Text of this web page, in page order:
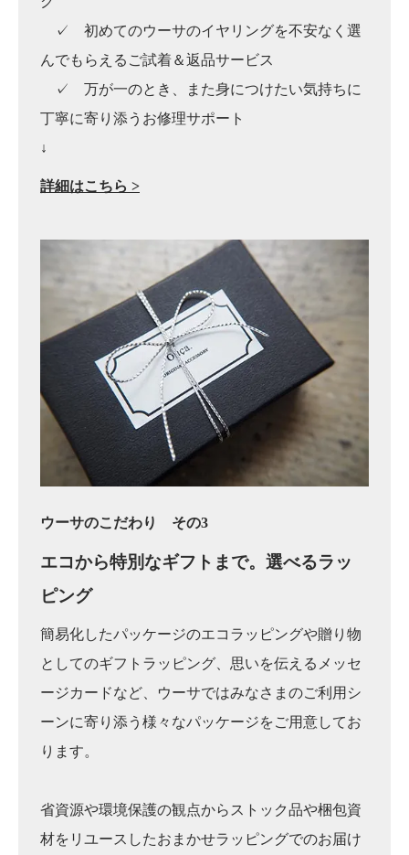
✓ 初めてのウーサのイヤリングを不安なく選
んでもらえるご試着＆返品サービス
✓ 万が一のとき、また身につけたい気持ちに
丁寧に寄り添うお修理サポート
↓
詳細はこちら >
ウーサのこだわり その3
エコから特別なギフトまで。 選べるラッ
ピング
簡易化したパッケージのエコラッピングや贈り物
としてのギフトラッピング、思いを伝えるメッセ
ージカードなど、ウーサではみなさまのご利用シ
ーンに寄り添う様々なパッケージをご用意してお
ります。
省資源や環境保護の観点からストック品や梱包資
材をリユースしたおまかせラッピングでのお届け